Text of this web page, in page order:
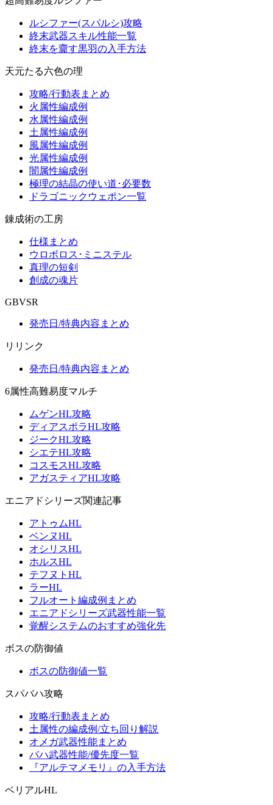
ルシファー(スパルシ)攻略
終末武器スキル性能一覧
終末を齎す黒羽の入手方法
天元たる六色の理
攻略/行動表まとめ
火属性編成例
水属性編成例
土属性編成例
風属性編成例
光属性編成例
闇属性編成例
極理の結晶の使い道･必要数
ドラゴニックウェポン一覧
錬成術の工房
仕様まとめ
ウロボロス･ミニステル
真理の短剣
創成の魂片
GBVSR
発売日/特典内容まとめ
リリンク
発売日/特典内容まとめ
6属性高難易度マルチ
ムゲンHL攻略
ディアスポラHL攻略
ジークHL攻略
シエテHL攻略
コスモスHL攻略
アガスティアHL攻略
エニアドシリーズ関連記事
アトゥムHL
ベンヌHL
オシリスHL
ホルスHL
テフヌトHL
ラーHL
フルオート編成例まとめ
エニアドシリーズ武器性能一覧
覚醒システムのおすすめ強化先
ボスの防御値
ボスの防御値一覧
スパバハ攻略
攻略/行動表まとめ
土属性の編成例/立ち回り解説
オメガ武器性能まとめ
バハ武器性能/優先度一覧
『アルテマメモリ』の入手方法
ベリアルHL